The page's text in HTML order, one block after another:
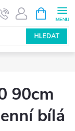
HLEDAT
NÁKUPNÍ
KOŠÍK
90cm
bílá